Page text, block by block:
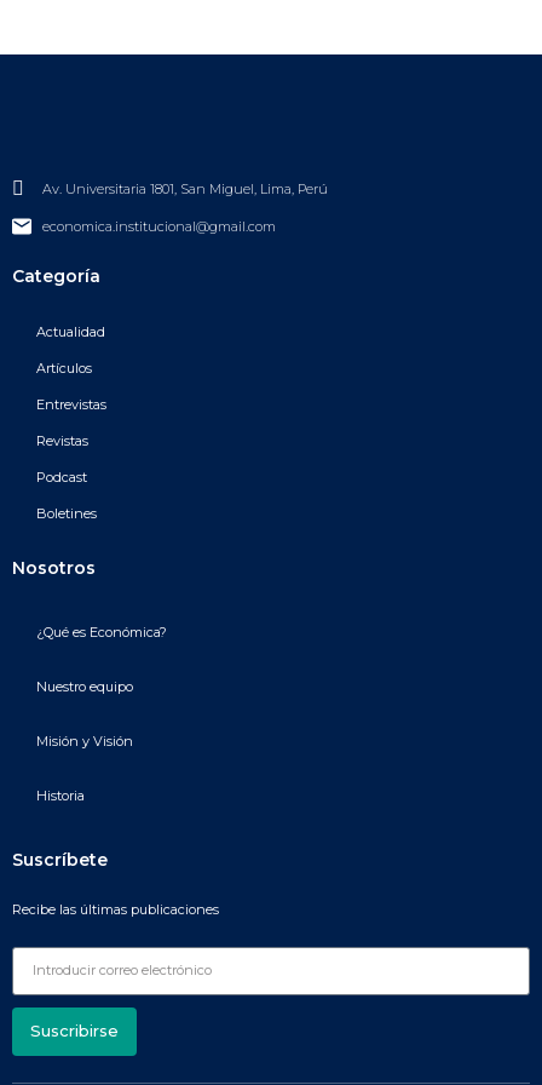
Av. Universitaria 1801, San Miguel, Lima, Perú
economica.institucional@gmail.com
Categoría
Actualidad
Artículos
Entrevistas
Revistas
Podcast
Boletines
Nosotros
¿Qué es Económica?
Nuestro equipo
Misión y Visión
Historia
Suscríbete
Recibe las últimas publicaciones
Suscribirse